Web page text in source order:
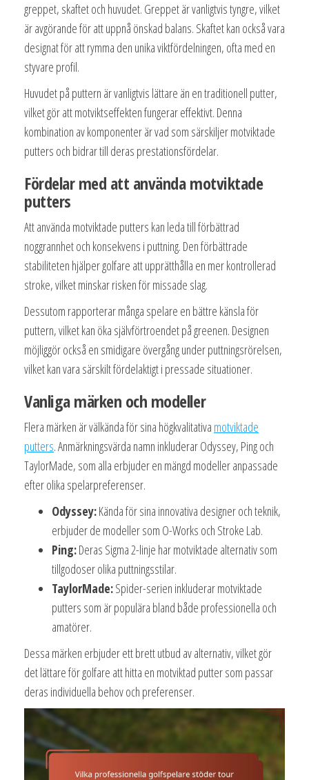
greppet, skaftet och huvudet. Greppet är vanligtvis tyngre, vilket
är avgörande för att uppnå önskad balans. Skaftet kan också vara
designat för att rymma den unika viktfördelningen, ofta med en
styvare profil.
Huvudet på puttern är vanligtvis lättare än en traditionell putter,
vilket gör att motviktseffekten fungerar effektivt. Denna
kombination av komponenter är vad som särskiljer motviktade
putters och bidrar till deras prestationsfördelar.
Fördelar med att använda motviktade
putters
Att använda motviktade putters kan leda till förbättrad
noggrannhet och konsekvens i puttning. Den förbättrade
stabiliteten hjälper golfare att upprätthålla en mer kontrollerad
stroke, vilket minskar risken för missade slag.
Dessutom rapporterar många spelare en bättre känsla för
puttern, vilket kan öka självförtroendet på greenen. Designen
möjliggör också en smidigare övergång under puttningsrörelsen,
vilket kan vara särskilt fördelaktigt i pressade situationer.
Vanliga märken och modeller
Flera märken är välkända för sina högkvalitativa motviktade
putters. Anmärkningsvärda namn inkluderar Odyssey, Ping och
TaylorMade, som alla erbjuder en mängd modeller anpassade
efter olika spelarpreferenser.
Odyssey:Kända för sina innovativa designer och teknik,
erbjuder de modeller som O-Works och Stroke Lab.
Ping:Deras Sigma 2-linje har motviktade alternativ som
tillgodoser olika puttningsstilar.
TaylorMade:Spider-serien inkluderar motviktade
putters som är populära bland både professionella och
amatörer.
Dessa märken erbjuder ett brett utbud av alternativ, vilket gör
det lättare för golfare att hitta en motviktad putter som passar
deras individuella behov och preferenser.